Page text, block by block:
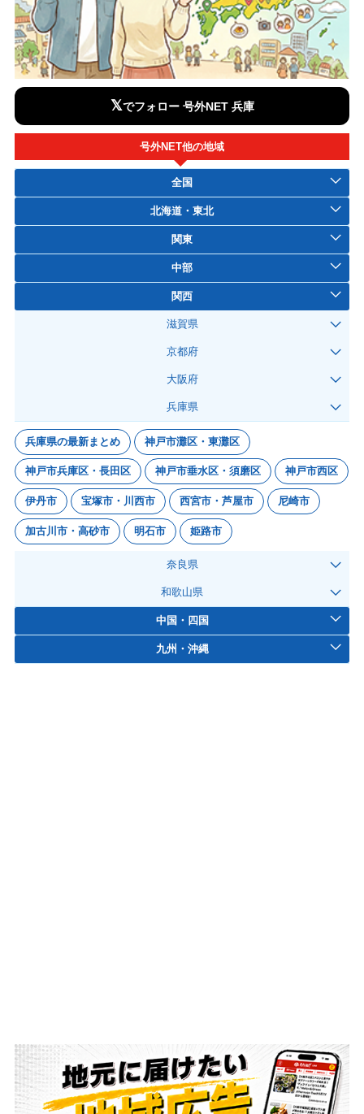
𝕏でフォロー 号外NET 兵庫
号外NET他の地域
全国
北海道・東北
関東
中部
関西
滋賀県
京都府
大阪府
兵庫県
兵庫県の最新まとめ 神戸市灘区・東灘区
神戸市兵庫区・長田区 神戸市垂水区・須磨区 神戸市西区
伊丹市 宝塚市・川西市 西宮市・芦屋市 尼崎市
加古川市・高砂市 明石市 姫路市
奈良県
和歌山県
中国・四国
九州・沖縄